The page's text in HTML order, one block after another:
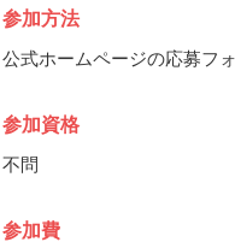
参加方法
公式ホームページの応募フ
参加資格
不問
参加費